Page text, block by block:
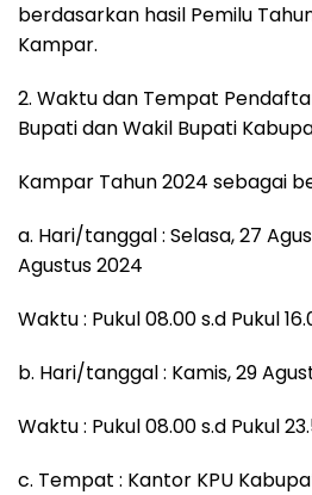
berdasarkan hasil Pemilu
Kampar.
2. Waktu dan Tempat
Bupati dan Wakil Bupati
Kampar Tahun 2024 sebagai
a. Hari/tanggal : Selasa, 27
Agustus 2024
Waktu : Pukul 08.00 s.d Pukul
b. Hari/tanggal : Kamis, 29
Waktu : Pukul 08.00 s.d Pukul
c. Tempat : Kantor KPU